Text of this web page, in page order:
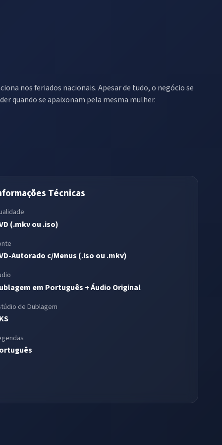
nos feriados nacionais. Apesar de tudo, o negócio se
quando se apaixonam pela mesma mulher.
Técnicas
(.mkv ou .iso)
Autorado c/Menus (.iso ou .mkv)
em Português + Áudio Original
de Dublagem